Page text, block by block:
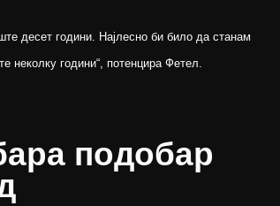
десет години. Најлесно би било да станам
неколку години“, потенцира Фетел.
подобар